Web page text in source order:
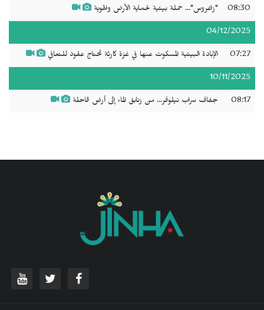
08:30 "زاغروس"... حملة بيئية لحماية الأرض والهوية
04/12/2025
07:27 الإبادة البيئية المسكوت عنها في غزة كارثة تحتاج عقود للتعافي
10/11/2025
08:17 جفاف سراب نيلوفر... من زنابق الماء إلى أرض قاحلة